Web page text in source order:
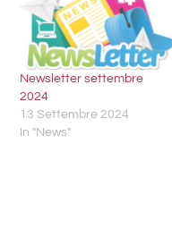
Newsletter settembre
2024
13 Settembre 2024
In "News"